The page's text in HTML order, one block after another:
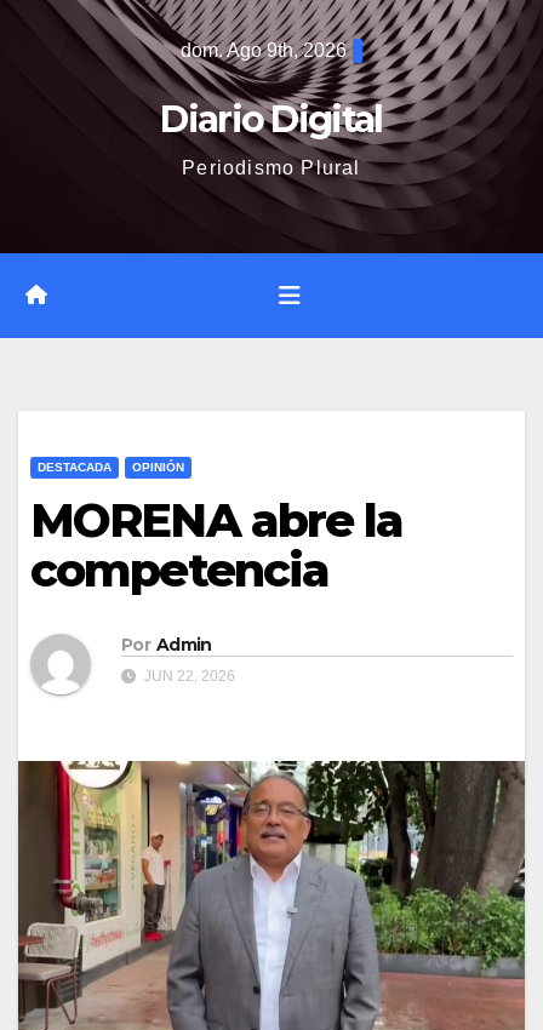
dom. Ago 9th, 2026
Diario Digital
Periodismo Plural
DESTACADA OPINIÓN
MORENA abre la
competencia
Por Admin
JUN 22, 2026